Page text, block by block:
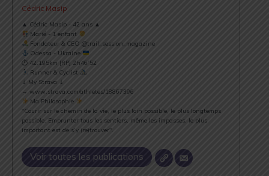
Cédric Masip
▲ Cédric Masip - 42 ans ▲
Marié - 1 enfant
Fondateur & CEO @trail_session_magazine
Odessa - Ukraine
⏱ 42.195km [RP] 2h46’52
Runner & Cyclist
⇣ My Strava ⇣
→ www.strava.com/athletes/18867396
Ma Philosophie
"Courir sur le chemin de la vie, le plus loin possible, le plus longtemps
possible. Emprunter tous les sentiers, même les impasses, le plus
important est de s’y (re)trouver".
Voir toutes les publications